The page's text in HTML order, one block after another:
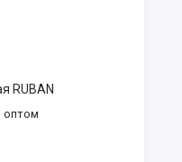
RUBAN
оптом